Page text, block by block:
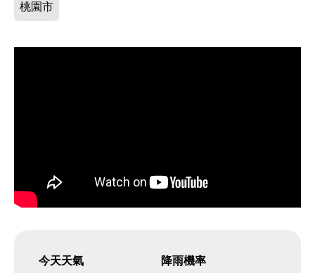
桃園市
今天天氣 降雨機率